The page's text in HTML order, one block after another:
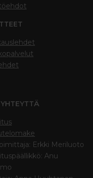
Erkki Meriluoto
Anu